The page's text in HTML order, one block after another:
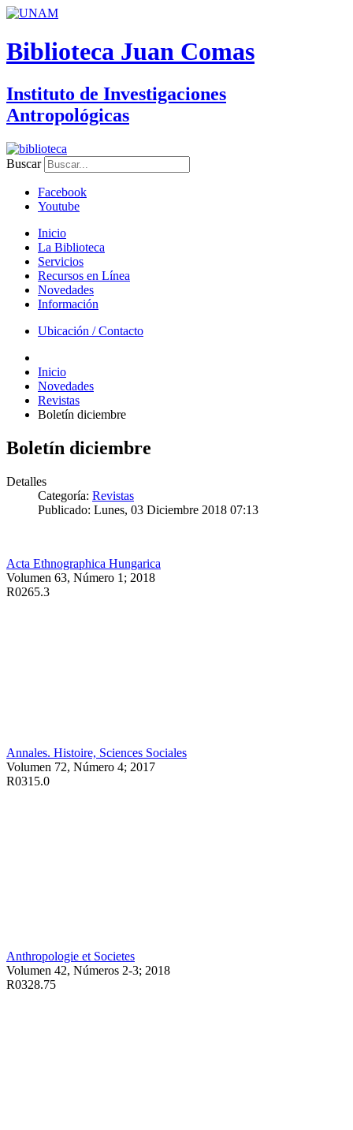
Biblioteca Juan Comas
Instituto de Investigaciones
Antropológicas
Buscar
Facebook
Youtube
Inicio
La Biblioteca
Servicios
Recursos en Línea
Novedades
Información
Ubicación / Contacto
Inicio
Novedades
Revistas
Boletín diciembre
Boletín diciembre
Detalles
Categoría: Revistas
Publicado: Lunes, 03 Diciembre 2018 07:13
Acta Ethnographica Hungarica
Volumen 63, Número 1; 2018
R0265.3
Annales. Histoire, Sciences Sociales
Volumen 72, Número 4; 2017
R0315.0
Anthropologie et Societes
Volumen 42, Números 2-3; 2018
R0328.75